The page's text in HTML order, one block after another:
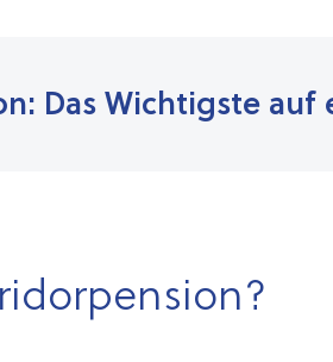
Das Wichtigste auf